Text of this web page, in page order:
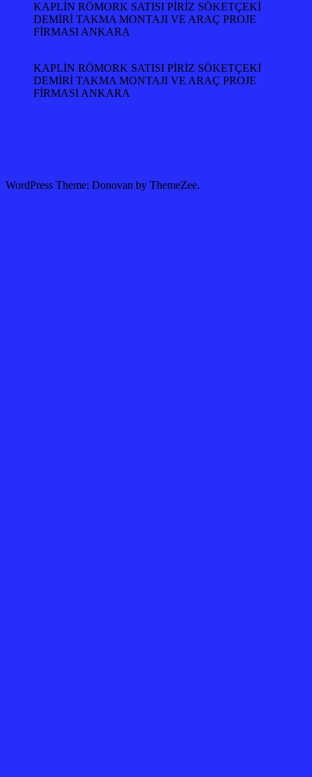
KAPLİN RÖMORK SATISI PİRİZ SÖKETÇEKİ
DEMİRİ TAKMA MONTAJI VE ARAÇ PROJE
FİRMASI ANKARA
KAPLİN RÖMORK SATISI PİRİZ SÖKETÇEKİ
DEMİRİ TAKMA MONTAJI VE ARAÇ PROJE
FİRMASI ANKARA
WordPress Theme: Donovan by ThemeZee.